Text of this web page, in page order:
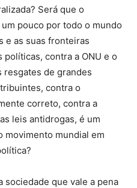
Será que o
pouco por todo o mundo
e as suas fronteiras
contra a ONU e o
resgates de grandes
contra o
correto, contra a
leis antidrogas, é um
movimento mundial em
sociedade que vale a pena